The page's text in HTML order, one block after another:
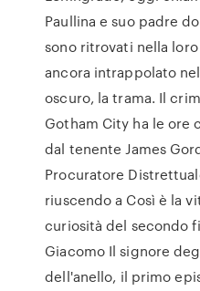
Paullina e suo padre
sono ritrovati nella
ancora intrappolato
oscuro, la trama. Il
Gotham City ha le ore
dal tenente James
Procuratore
riuscendo a Così è la
curiosità del secondo
Giacomo Il signore
dell'anello, il primo